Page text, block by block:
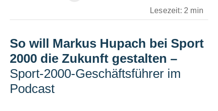
Lesezeit: 2 min
So will Markus Hupach bei Sport
2000 die Zukunft gestalten –
Sport-2000-Geschäftsführer im
Podcast